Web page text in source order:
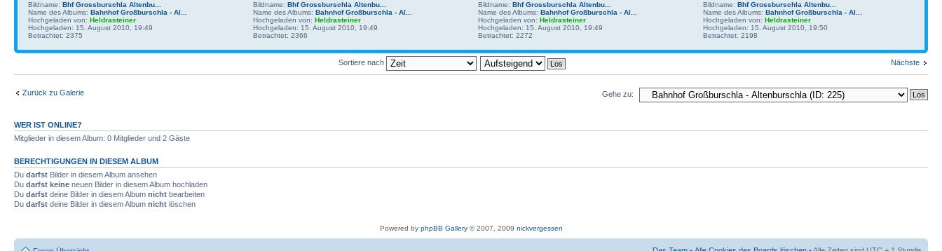
Bildname: Bhf Grossburschla Altenbu...
Name des Albums: Bahnhof Großburschla - Al...
Hochgeladen von: Heldrasteiner
Hochgeladen: 15. August 2010, 19:49
Betrachtet: 2375
Bildname: Bhf Grossburschla Altenbu...
Name des Albums: Bahnhof Großburschla - Al...
Hochgeladen von: Heldrasteiner
Hochgeladen: 15. August 2010, 19:49
Betrachtet: 2366
Bildname: Bhf Grossburschla Altenbu...
Name des Albums: Bahnhof Großburschla - Al...
Hochgeladen von: Heldrasteiner
Hochgeladen: 15. August 2010, 19:49
Betrachtet: 2272
Bildname: Bhf Grossburschla Altenbu...
Name des Albums: Bahnhof Großburschla - Al...
Hochgeladen von: Heldrasteiner
Hochgeladen: 15. August 2010, 19:50
Betrachtet: 2198
Nächste
Sortiere nach
Zurück zu Galerie Gehe zu:
WER IST ONLINE?
Mitglieder in diesem Album: 0 Mitglieder und 2 Gäste
BERECHTIGUNGEN IN DIESEM ALBUM
Du darfst Bilder in diesem Album ansehen
Du darfst keine neuen Bilder in diesem Album hochladen
Du darfst deine Bilder in diesem Album nicht bearbeiten
Du darfst deine Bilder in diesem Album nicht löschen
Powered by phpBB Gallery© 2007, 2009 nickvergessen